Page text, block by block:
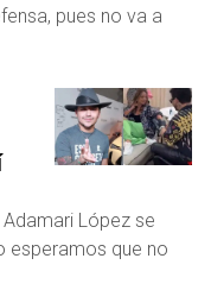
pues no va a
López se
esperamos que no